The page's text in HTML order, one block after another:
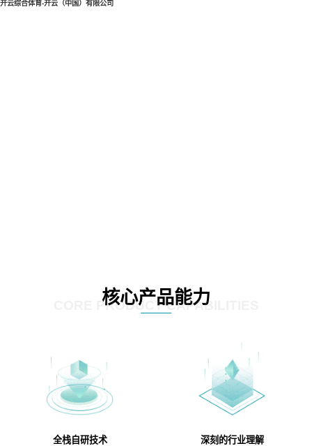
开云综合体育-开云（中国）有限公司
核心产品能力
CORE PRODUCT CAPABILITIES
全栈自研技术 深刻的行业理解